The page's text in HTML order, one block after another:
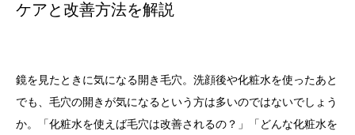
ケアと改善方法を解説
鏡を見たときに気になる開き毛穴。洗顔後や化粧水を使ったあと
でも、毛穴の開きが気になるという方は多いのではないでしょう
か。「化粧水を使えば毛穴は改善されるの？」「どんな化粧水を